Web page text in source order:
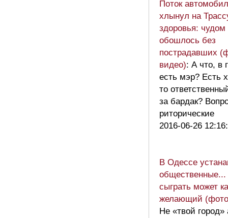
Поток
хлынул на
здоровья: чудом
обошлось без
пострадавших
видео): А что, в
есть мэр? Есть
то
за бардак?
риторические
2016-06-26
В Одессе
общественные...
сыграть может
желающий
Не «твой